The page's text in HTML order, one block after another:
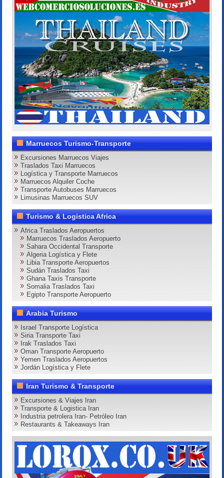
Marruecos Turismo-Transporte
Excursiones Marruecos Viajes
Traslados Taxi Marruecos
Logística y Transporte Marruecos
Marruecos Alquiler Coche
Transporte Autobuses Marruecos
Limusinas Marruecos SUV
Turismo & Logistica Africa
Africa Traslados Aeropuertos
Marruecos Traslados Aeropuerto
Sahara Occidental Transporte
Algeria Logística y Flete
Libia Transporte Aeropuertos
Sudán Traslados Taxi
Ghana Taxis Transporte
Somalia Traslados Taxi
Egipto Transporte Aeropuerto
Arabia Turismo
Israel Transporte Logística
Siria Transporte Taxi
Irak Traslados Taxi
Oman Transporte Aeropuerto
Yemen Traslados Aeropuertos
Jordán Logística y Flete
Iran Turismo & Transporte
Excursiones & Viajes Iran
Transporte & Logistica Iran
Industria petrolera Iran- Petróleo Iran
Restaurants & Takeaways Iran